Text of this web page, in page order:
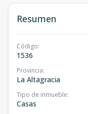
Resumen
Código:
1536
Provincia:
La Altagracia
Tipo de inmueble:
Casas